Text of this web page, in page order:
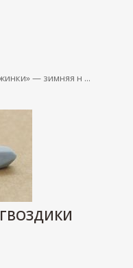
— зимняя н ...